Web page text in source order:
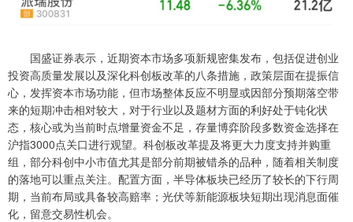
国盛证券表示，近期资本市场多项新规密集发布，包括促进创业
投资高质量发展以及深化科创板改革的八条措施，政策层面在提振信
心，发挥资本市场功能，但市场整体反应不明显或因部分预期落空带
来的短期冲击相对较大，对于行业以及题材方面的利好处于钝化状
态，核心或为当前时点增量资金不足，存量博弈阶段多数资金选择在
沪指3000点关口进行观望。科创板改革提及将更大力度支持并购重
组，部分科创中小市值尤其是部分前期被错杀的品种，随着相关制度
的落地可以重点关注。配置方面，半导体板块已经历了较长的下行周
期，当前布局或具备较高赔率；光伏等新能源板块短期出现消息面催
化，留意交易性机会。